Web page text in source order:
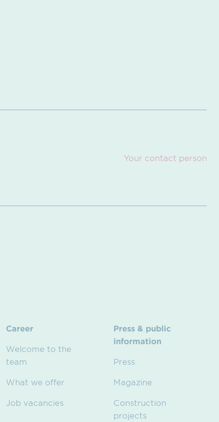
Your contact person
Career
Welcome to the
team
What we offer
Job vacancies
Press & public
information
Press
Magazine
Construction
projects